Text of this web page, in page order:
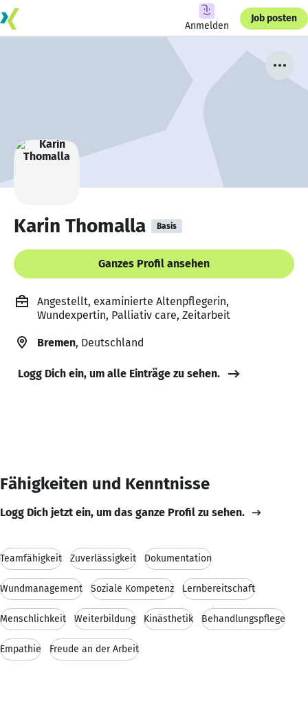
Anmelden
Job posten
Karin Thomalla Basis
Ganzes Profil ansehen
Angestellt, examinierte Altenpflegerin,
Wundexpertin, Palliativ care, Zeitarbeit
Bremen, Deutschland
Logg Dich ein, um alle Einträge zu sehen.
Fähigkeiten und Kenntnisse
Logg Dich jetzt ein, um das ganze Profil zu sehen.
Teamfähigkeit Zuverlässigkeit Dokumentation
Wundmanagement Soziale Kompetenz Lernbereitschaft
Menschlichkeit Weiterbildung Kinästhetik Behandlungspflege
Empathie Freude an der Arbeit